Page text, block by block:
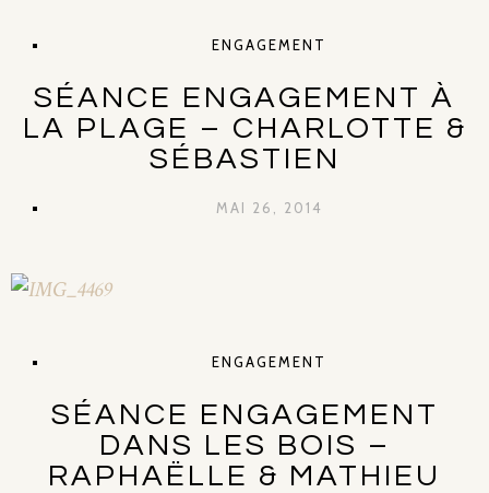
ENGAGEMENT
SÉANCE ENGAGEMENT À
LA PLAGE – CHARLOTTE &
SÉBASTIEN
MAI 26, 2014
ENGAGEMENT
SÉANCE ENGAGEMENT
DANS LES BOIS –
RAPHAËLLE & MATHIEU